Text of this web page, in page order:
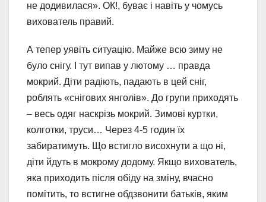
не додивилася». ОК!, буває і навіть у чомусь
вихователь правий.
А тепер уявіть ситуацію. Майже всю зиму не
було снігу. І тут випав у лютому … правда
мокрий. Діти радіють, падають в цей сніг,
роблять «снігових янголів». До групи приходять
– весь одяг наскрізь мокрий. Зимові куртки,
колготки, труси… Через 4-5 годин їх
забиратимуть. Що встигло висохнути а що ні,
діти йдуть в мокрому додому. Якщо вихователь,
яка приходить після обіду на зміну, вчасно
помітить, то встигне обдзвонити батьків, яким